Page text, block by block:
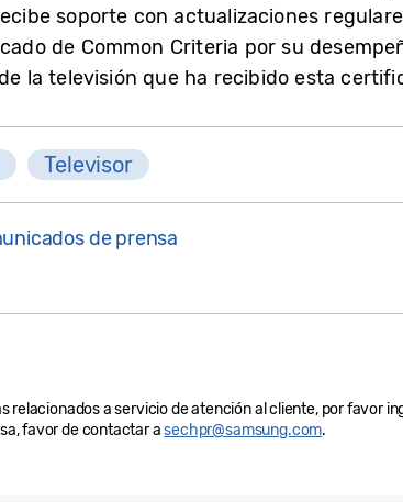
soporte con actualizaciones
de Common Criteria por su
la televisión que ha recibido esta
Televisor
de prensa
relacionados a servicio de atención al cliente, por favor
favor de contactar asechpr@samsung.com.